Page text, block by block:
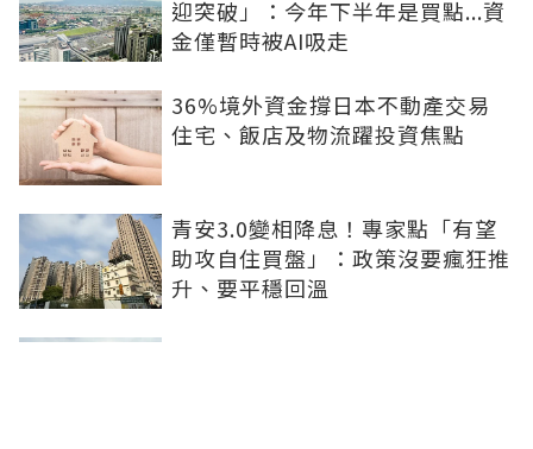
迎突破」：今年下半年是買點...資
金僅暫時被AI吸走
36%境外資金撐日本不動產交易
住宅、飯店及物流躍投資焦點
青安3.0變相降息！專家點「有望
助攻自住買盤」：政策沒要瘋狂推
升、要平穩回溫